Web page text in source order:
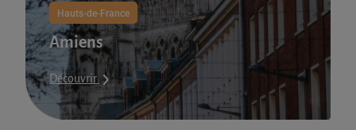
Hauts-de-France
Amiens
Découvrir